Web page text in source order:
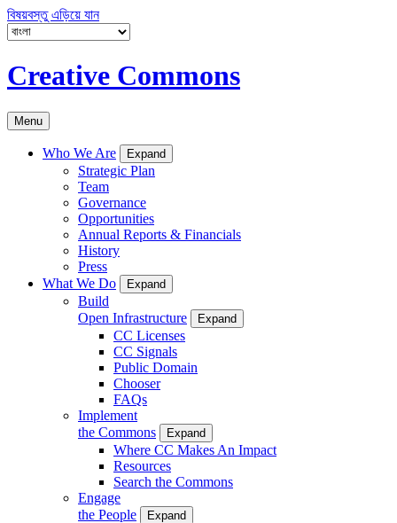
বিষয়বস্তু এড়িয়ে যান
Creative Commons
Menu
Who We Are Expand
Strategic Plan
Team
Governance
Opportunities
Annual Reports & Financials
History
Press
What We Do
Expand
Build
Open Infrastructure
Expand
CC Licenses
CC Signals
Public Domain
Chooser
FAQs
Implement
the Commons
Expand
Where CC Makes An Impact
Resources
Search the Commons
Engage
the People
Expand